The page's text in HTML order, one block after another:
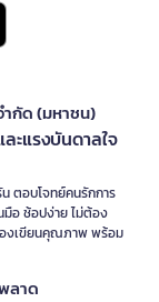
ำกัด (มหาชน)
ะแรงบันดาลใจ
ตอบโจทย์คนรักการ
มือ ช้อปง่าย ไม่ต้อง
องเขียนคุณภาพ พร้อม
ลาด